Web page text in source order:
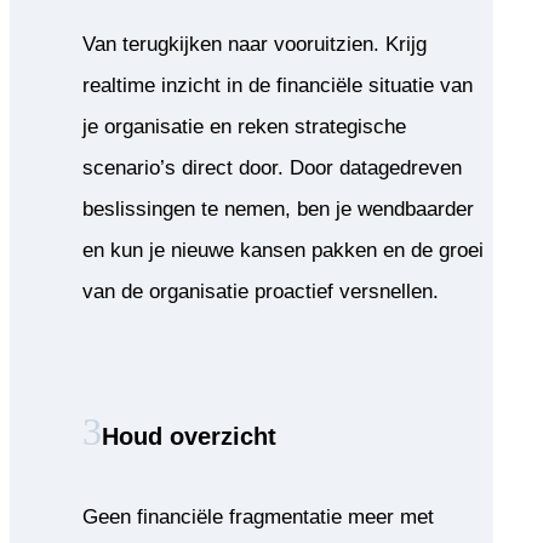
Van terugkijken naar vooruitzien. Krijg
realtime inzicht in de financiële situatie van
je organisatie en reken strategische
scenario’s direct door. Door datagedreven
beslissingen te nemen, ben je wendbaarder
en kun je nieuwe kansen pakken en de groei
van de organisatie proactief versnellen.
Houd overzicht
Geen financiële fragmentatie meer met